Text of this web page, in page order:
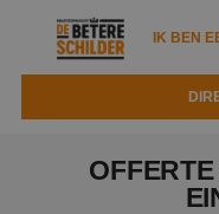
IK BEN
IK ZOEK EEN